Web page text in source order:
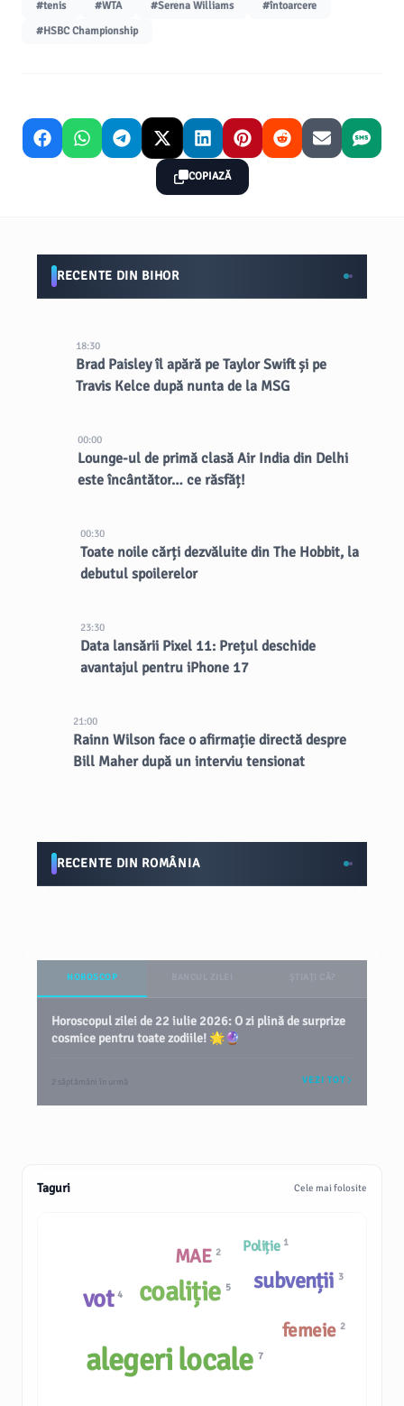
#tenis #WTA #Serena Williams
#întoarcere
#HSBC Championship
COPIAZĂ
RECENTE DIN BIHOR
18:30
Brad Paisley îl apără pe Taylor Swift și pe
Travis Kelce după nunta de la MSG
00:00
Lounge-ul de primă clasă Air India din Delhi
este încântător… ce răsfăț!
00:30
Toate noile cărți dezvăluite din The Hobbit, la
debutul spoilerelor
23:30
Data lansării Pixel 11: Prețul deschide
avantajul pentru iPhone 17
21:00
Rainn Wilson face o afirmație directă despre
Bill Maher după un interviu tensionat
RECENTE DIN ROMÂNIA
HOROSCOP
Horoscopul zilei de 22 iulie 2026: O zi plină de surprize
cosmice pentru toate zodiile! 🌟🔮
2 săptămâni în urmă VEZI TOT
Taguri Cele mai folosite
Poliție 1
femeie 2
alegeri locale7
subvenții 3
coaliție 5
MAE 2
vot4